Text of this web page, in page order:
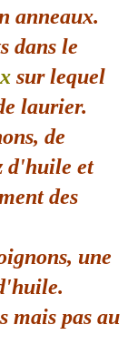
anneaux.
dans le
sur lequel
laurier.
de
d'huile et
des
une
mais pas au